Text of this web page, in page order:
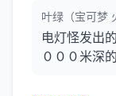
叶绿（宝可梦
电灯怪发出
０００米深